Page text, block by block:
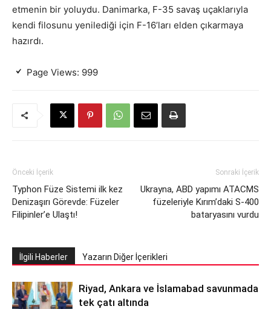
etmenin bir yoluydu. Danimarka, F-35 savaş uçaklarıyla
kendi filosunu yenilediği için F-16’ları elden çıkarmaya
hazırdı.
Page Views: 999
Önceki İçerik
Typhon Füze Sistemi ilk kez
Denizaşırı Görevde: Füzeler
Filipinler’e Ulaştı!
Sonraki İçerik
Ukrayna, ABD yapımı ATACMS
füzeleriyle Kırım’daki S-400
bataryasını vurdu
İlgili Haberler Yazarın Diğer İçerikleri
Riyad, Ankara ve İslamabad savunmada
tek çatı altında